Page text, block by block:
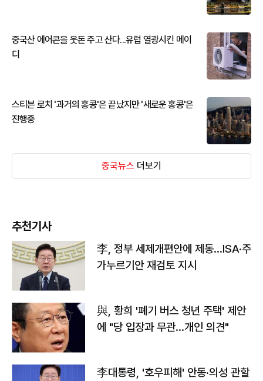
중국산 에어콘을 웃돈 주고 산다...유럽 열광시킨 메이
디
스티븐 로치 '과거의 홍콩'은 끝났지만 '새로운 홍콩'은
진행중
중국뉴스 더보기
추천기사
李, 정부 세제개편안에 제동…ISA·주
가누르기안 재검토 지시
與, 황희 '폐기 버스 청년 주택' 제안
에 "당 입장과 무관…개인 의견"
李대통령, '호우피해' 안동·의성 관할